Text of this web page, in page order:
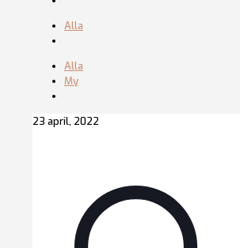
Alla
Alla
My
23 april, 2022